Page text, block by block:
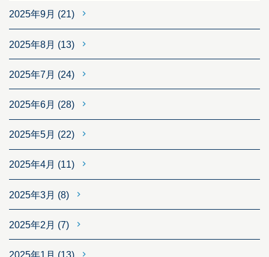
2025年9月 (21)
2025年8月 (13)
2025年7月 (24)
2025年6月 (28)
2025年5月 (22)
2025年4月 (11)
2025年3月 (8)
2025年2月 (7)
2025年1月 (13)